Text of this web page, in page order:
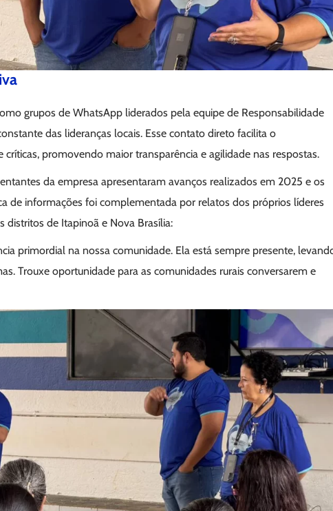
grupos de WhatsApp liderados pela equipe de Responsabilidade
das lideranças locais. Esse contato direto facilita o
promovendo maior transparência e agilidade nas respostas.
da empresa apresentaram avanços realizados em 2025 e os
de informações foi complementada por relatos dos próprios líderes
distritos de Itapinoã e Nova Brasília:
primordial na nossa comunidade. Ela está sempre presente,
Trouxe oportunidade para as comunidades rurais conversarem e